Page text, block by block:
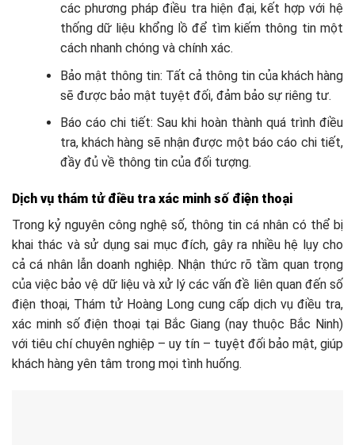
các phương pháp điều tra hiện đại, kết hợp với hệ
thống dữ liệu khổng lồ để tìm kiếm thông tin một
cách nhanh chóng và chính xác.
Bảo mật thông tin: Tất cả thông tin của khách hàng
sẽ được bảo mật tuyệt đối, đảm bảo sự riêng tư.
Báo cáo chi tiết: Sau khi hoàn thành quá trình điều
tra, khách hàng sẽ nhận được một báo cáo chi tiết,
đầy đủ về thông tin của đối tượng.
Dịch vụ thám tử điều tra xác minh số điện thoại
Trong kỷ nguyên công nghệ số, thông tin cá nhân có thể bị
khai thác và sử dụng sai mục đích, gây ra nhiều hệ lụy cho
cả cá nhân lẫn doanh nghiệp. Nhận thức rõ tầm quan trọng
của việc bảo vệ dữ liệu và xử lý các vấn đề liên quan đến số
điện thoại, Thám tử Hoàng Long cung cấp dịch vụ điều tra,
xác minh số điện thoại tại Bắc Giang (nay thuộc Bắc Ninh)
với tiêu chí chuyên nghiệp – uy tín – tuyệt đối bảo mật, giúp
khách hàng yên tâm trong mọi tình huống.